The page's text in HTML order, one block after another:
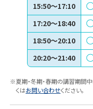
15:50～17:10
17:20～18:40
18:50～20:10
20:20～21:40
※夏期・冬期・春期の講習期間中
くはお問い合わせください。